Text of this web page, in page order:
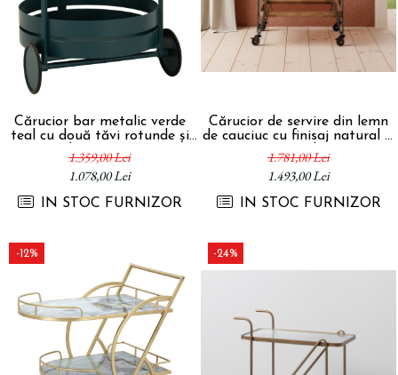
Rafturi de perete
Mobilier bar
Cuiere
Carucior de servire
Postamente, Piedestale
Paravane de camera
Cărucior bar metalic verde
teal cu două tăvi rotunde și
roți elegante Saturn
40x49,5x61 cm
1.359,00 Lei
1.078,00 Lei
IN STOC FURNIZOR
Cărucior de servire din lemn
de cauciuc cu finisaj natural și
structură metalică neagră
50x50x65 cm
1.781,00 Lei
1.493,00 Lei
IN STOC FURNIZOR
-12% -24%